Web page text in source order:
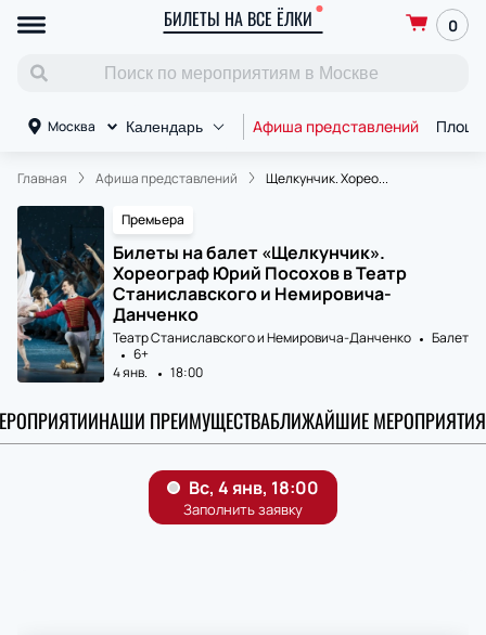
БИЛЕТЫ НА ВСЕ ЁЛКИ 0
Москва Календарь Афиша представлений
Главная Афиша представлений Щелкунчик. Хорео...
Премьера
Билеты на балет «Щелкунчик».
Хореограф Юрий Посохов в Театр
Станиславского и Немировича-
Данченко
Театр Станиславского и Немировича-Данченко
Балет
6+
4 янв.
18:00
НАШИ ПРЕИМУЩЕСТВАБЛИЖАЙШИЕ МЕРОПРИЯТИЯ